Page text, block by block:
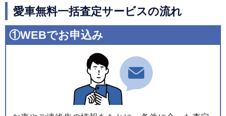
愛車無料一括査定サービスの流れ
①WEBでお申込み